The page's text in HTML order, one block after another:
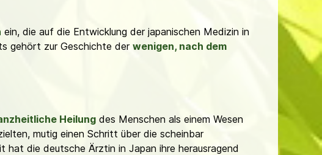
ein, die auf die Entwicklung der japanischen Medizin in
gehört zur Geschichte der wenigen, nach dem
Heilung des Menschen als einem Wesen
mutig einen Schritt über die scheinbar
hat die deutsche Ärztin in Japan ihre herausragend